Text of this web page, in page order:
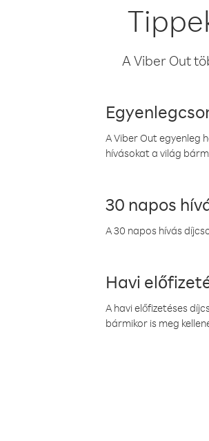
A Viber Out
A Viber Out egyenleg
hívásokat a világ
30 napos
A 30 napos hívás
Havi
A havi előfizetéses
bármikor is meg